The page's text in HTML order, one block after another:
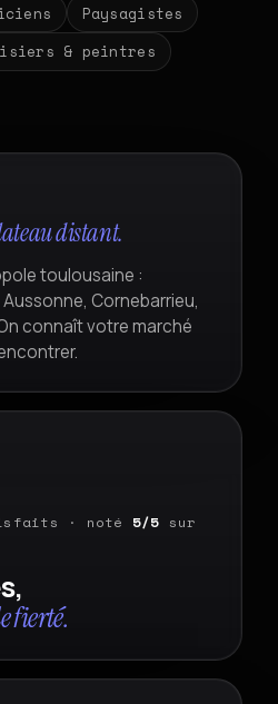
Paysagistes
& peintres
distant.
toulousaine :
Cornebarrieu,
connaît votre marché
· noté 5/5 sur
fierté.